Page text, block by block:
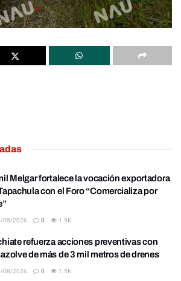
Melgar fortalece la vocación exportadora
con el Foro “Comercializa por
08/2026 0 1.9K
refuerza acciones preventivas con
de más de 3 mil metros de drenes
08/2026 0 1.9K